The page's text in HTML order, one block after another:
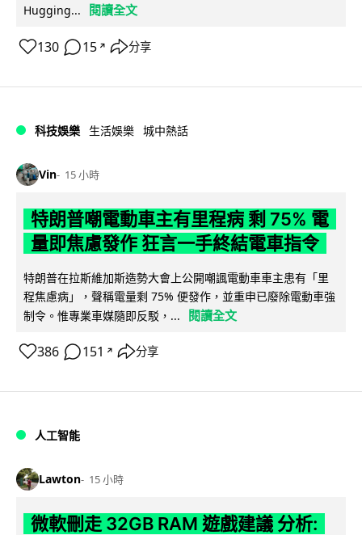
Hugging...
閱讀全文
130 15 ↗ 分享
科技娛樂 生活娛樂 城中熱話
Vin 15 小時
特朗普嘲電動車主有里程病 剩 75% 電
量即焦慮發作 狂言一手終結電車指令
特朗普在拉斯維加斯造勢大會上公開嘲諷電動車車主患有「里
程焦慮病」，聲稱電量剩 75% 便發作，並重申已廢除電動車強
制令。惟專業車媒隨即反駁，...
閱讀全文
386 151 ↗ 分享
人工智能
Lawton 15 小時
微軟刪走 32GB RAM 遊戲建議 分析: